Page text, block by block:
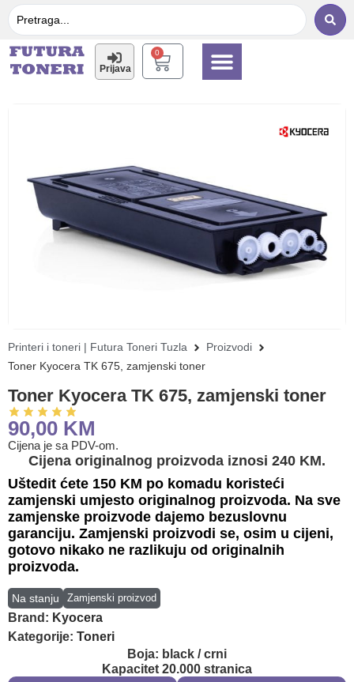
Prijava
0
Printeri i toneri | Futura Toneri Tuzla
Proizvodi
Toner Kyocera TK 675, zamjenski toner
Toner Kyocera TK 675, zamjenski toner
90,00 KM
Cijena je sa PDV-om.
Cijena originalnog proizvoda iznosi 240 KM.
Uštedit ćete 150 KM po komadu koristeći
zamjenski umjesto originalnog proizvoda. Na sve
zamjenske proizvode dajemo bezuslovnu
garanciju. Zamjenski proizvodi se, osim u cijeni,
gotovo nikako ne razlikuju od originalnih
proizvoda.
Na stanju Zamjenski proizvod
Brand: Kyocera
Kategorije: Toneri
Boja: black / crni
Kapacitet 20.000 stranica